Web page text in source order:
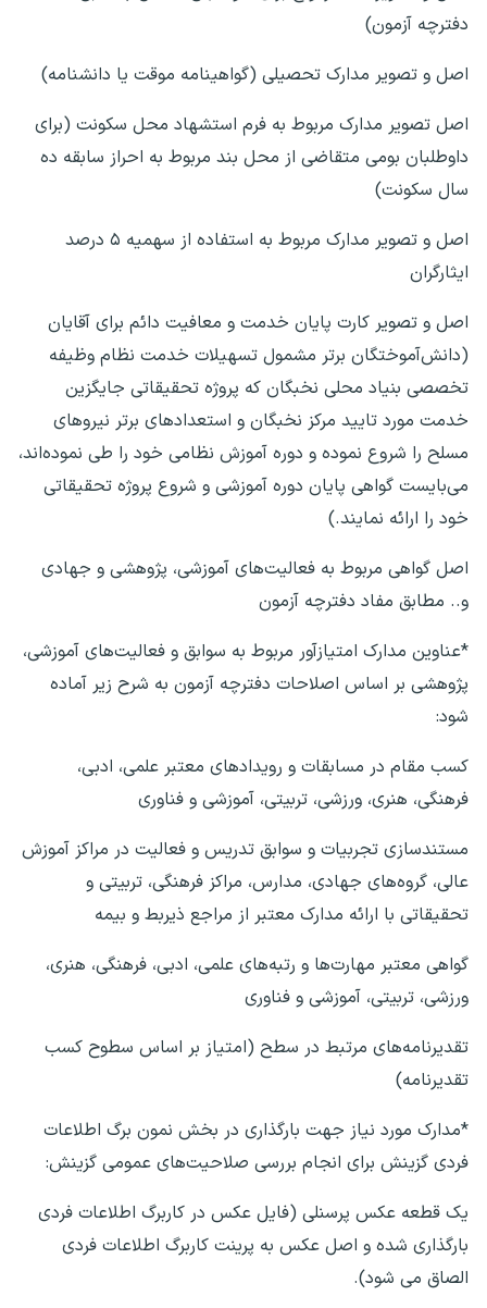
دفترچه آزمون)
اصل و تصویر مدارک تحصیلی (گواهینامه موقت یا دانشنامه)
اصل تصویر مدارک مربوط به فرم استشهاد محل سکونت (برای
داوطلبان بومی متقاضی از محل بند مربوط به احراز سابقه ده
سال سکونت)
اصل و تصویر مدارک مربوط به استفاده از سهمیه ۵ درصد
ایثارگران
اصل و تصویر کارت پایان خدمت و معافیت دائم برای آقایان
(دانش‌آموختگان برتر مشمول تسهیلات خدمت نظام وظیفه
تخصصی بنیاد محلی نخبگان که پروژه تحقیقاتی جایگزین
خدمت مورد تایید مرکز نخبگان و استعدادهای برتر نیروهای
مسلح را شروع نموده و دوره آموزش نظامی خود را طی نموده‌اند،
می‌بایست گواهی پایان دوره آموزشی و شروع پروژه تحقیقاتی
خود را ارائه نمایند.)
اصل گواهی مربوط به فعالیت‌های آموزشی، پژوهشی و جهادی
و.. مطابق مفاد دفترچه آزمون
*عناوین مدارک امتیازآور مربوط به سوابق و فعالیت‌های آموزشی،
پژوهشی بر اساس اصلاحات دفترچه آزمون به شرح زیر آماده
شود:
کسب مقام در مسابقات و رویدادهای معتبر علمی، ادبی،
فرهنگی، هنری، ورزشی، تربیتی، آموزشی و فناوری
مستندسازی تجربیات و سوابق تدریس و فعالیت در مراکز آموزش
عالی، گروه‌های جهادی، مدارس، مراکز فرهنگی، تربیتی و
تحقیقاتی با ارائه مدارک معتبر از مراجع ذیربط و بیمه
گواهی معتبر مهارت‌ها و رتبه‌های علمی، ادبی، فرهنگی، هنری،
ورزشی، تربیتی، آموزشی و فناوری
تقدیرنامه‌های مرتبط در سطح (امتیاز بر اساس سطوح کسب
تقدیرنامه)
*مدارک مورد نیاز جهت بارگذاری در بخش نمون برگ اطلاعات
فردی گزینش برای انجام بررسی صلاحیت‌های عمومی گزینش:
یک قطعه عکس پرسنلی (فایل عکس در کاربرگ اطلاعات فردی
بارگذاری شده و اصل عکس به پرینت کاربرگ اطلاعات فردی
الصاق می شود).